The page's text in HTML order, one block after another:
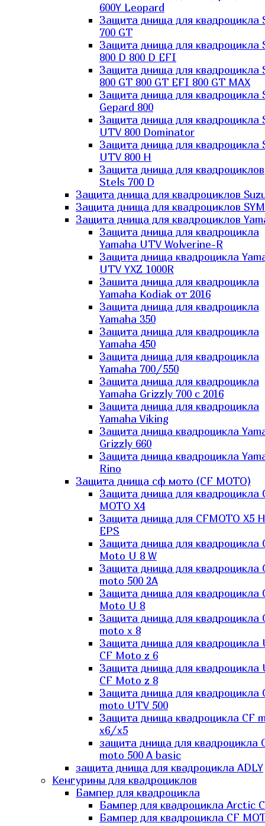
600Y Leopard
Защита днища для квадроцикла
700 GT
Защита днища для квадроцикла
800 D 800 D EFI
Защита днища для квадроцикла
800 GT 800 GT EFI 800 GT MAX
Защита днища для квадроцикла
Gepard 800
Защита днища для квадроцикла
UTV 800 Dominator
Защита днища для квадроцикла
UTV 800 H
Защита днища для квадроциклов
Stels 700 D
Защита днища для квадроциклов
Защита днища для квадроциклов SYM
Защита днища для квадроциклов
Защита днища для квадроцикла
Yamaha UTV Wolverine-R
Защита днища квадроцикла
UTV YXZ 1000R
Зашита днища для квадроцикла
Yamaha Kodiak от 2016
Защита днища для квадроцикла
Yamaha 350
Защита днища для квадроцикла
Yamaha 450
Защита днища для квадроцикла
Yamaha 700/550
Защита днища для квадроцикла
Yamaha Grizzly 700 с 2016
Защита днища для квадроцикла
Yamaha Viking
Защита днища квадроцикла
Grizzly 660
Защита днища квадроцикла
Rino
Защита днища сф мото (CF MOTO)
Защита днища для квадроцикла
MOTO X4
Защита днища для CFMOTO X5
EPS
Защита днища для квадроцикла
Moto U 8 W
Защита днища для квадроцикла
moto 500 2A
Защита днища для квадроцикла
Moto U 8
Защита днища для квадроцикла
moto x 8
Защита днища для квадроцикла
CF Moto z 6
Защита днища для квадроцикла
CF Moto z 8
Защита днища для квадроцикла
moto UTV 500
Защита днища квадроцикла СF
x6/x5
защита днища для квадроцикла
moto 500 A basic
защита днища для квадроцикла ADLY
Кенгурины для квадроциклов
Бампер для квадроцикла
Бампер для квадроцикла Arctic
Бампер для квадроцикла CF